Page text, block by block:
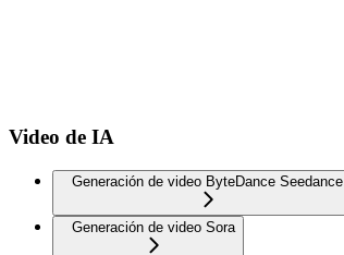
Video de IA
Generación de video ByteDance Seedance
Generación de video Sora